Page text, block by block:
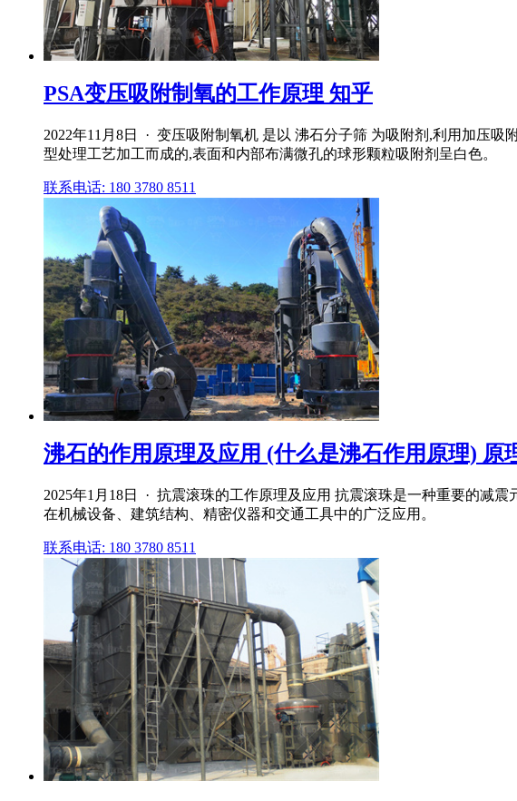
PSA变压吸附制氧的工作原理 知乎
2022年11月8日 · 变压吸附制氧机 是以 沸石分子筛 为吸附剂,利用加压
型处理工艺加工而成的,表面和内部布满微孔的球形颗粒吸附剂呈白色。
联系电话: 180 3780 8511
沸石的作用原理及应用 (什么是沸石作用原理) 原
2025年1月18日 · 抗震滚珠的工作原理及应用 抗震滚珠是一种重要的减
在机械设备、建筑结构、精密仪器和交通工具中的广泛应用。
联系电话: 180 3780 8511